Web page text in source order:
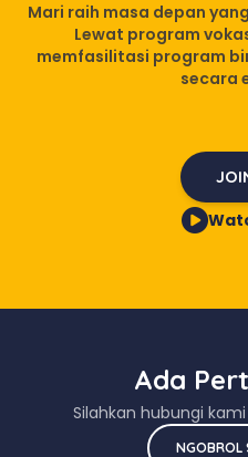
Mari raih masa depan
Lewat program
memfasilitasi program
secara
Ada
Silahkan hubungi
NGOBROL